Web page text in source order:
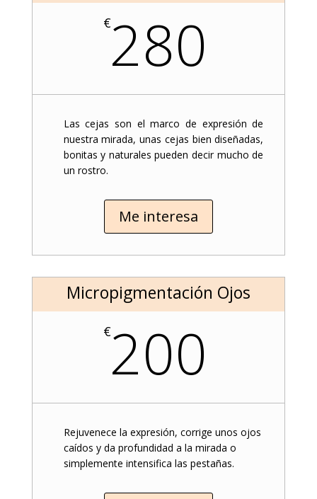
€280
Las cejas son el marco de expresión de
nuestra mirada, unas cejas bien diseñadas,
bonitas y naturales pueden decir mucho de
un rostro.
Me interesa
Micropigmentación Ojos
€200
Rejuvenece la expresión, corrige unos ojos
caídos y da profundidad a la mirada o
simplemente intensifica las pestañas.